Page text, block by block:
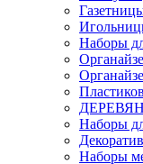
Наборы
Наборы
Наборы